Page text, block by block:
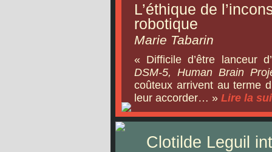
L’éthique de
robotique
Marie Tabarin
« Difficile d’être lanceur
DSM-5, Human Brain
coûteux arrivent au terme
leur accorder… » Lire la
Clotilde Leguil